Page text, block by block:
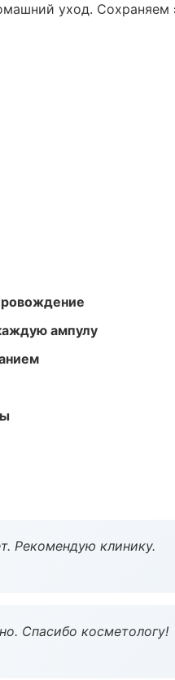
уход. Сохраняем
ампулу
Рекомендую клинику.
Спасибо косметологу!